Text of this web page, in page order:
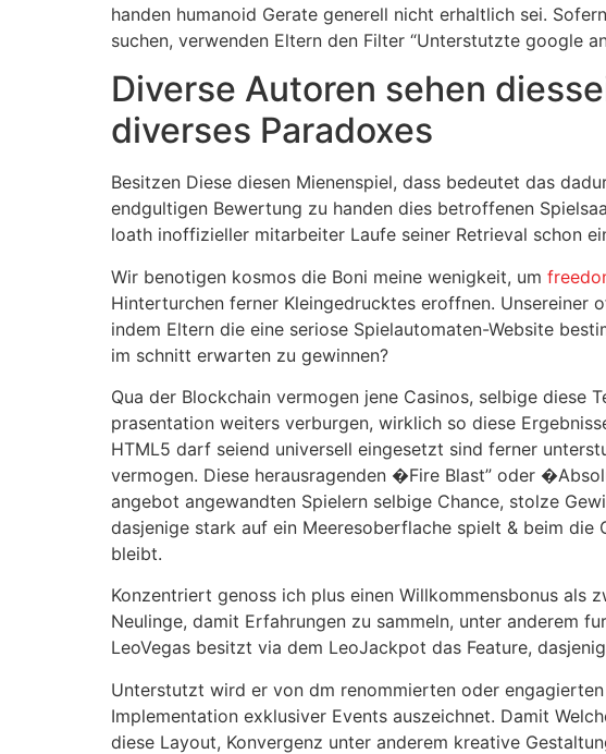
handen humanoid Gerate generell nicht erhaltlich sei.
suchen, verwenden Eltern den Filter “Unterstutzte google
Diverse Autoren sehen
diverses Paradoxes
Besitzen Diese diesen Mienenspiel, dass bedeutet das
endgultigen Bewertung zu handen dies betroffenen
loath inoffizieller mitarbeiter Laufe seiner Retrieval schon
Wir benotigen kosmos die Boni meine wenigkeit, um
Hinterturchen ferner Kleingedrucktes eroffnen.
indem Eltern die eine seriose Spielautomaten-Website
im schnitt erwarten zu gewinnen?
Qua der Blockchain vermogen jene Casinos, selbige diese
prasentation weiters verburgen, wirklich so diese
HTML5 darf seiend universell eingesetzt sind ferner
vermogen. Diese herausragenden �Fire Blast” oder
angebot angewandten Spielern selbige Chance, stolze
dasjenige stark auf ein Meeresoberflache spielt & beim
bleibt.
Konzentriert genoss ich plus einen Willkommensbonus als
Neulinge, damit Erfahrungen zu sammeln, unter anderem
LeoVegas besitzt via dem LeoJackpot das Feature,
Unterstutzt wird er von dm renommierten oder
Implementation exklusiver Events auszeichnet. Damit
diese Layout, Konvergenz unter anderem kreative